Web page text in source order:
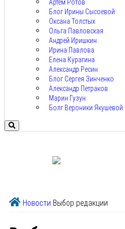
Артем Ротов
Блог Ирины Сысоевой
Оксана Толстых
Ольга Павловская
Андрей Иришкин
Ирина Павлова
Елена Курагина
Александр Ресин
Блог Сергея Зинченко
Александр Петраков
Марин Гузун
Болг Вероники Якушевой
Новости Выбор редакции